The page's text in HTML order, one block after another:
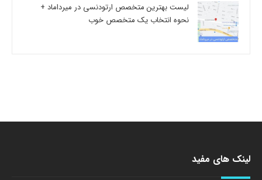
لیست بهترین متخصص ارتودنسی در میرداماد +
نحوه انتخاب یک متخصص خوب
لینک های مفید